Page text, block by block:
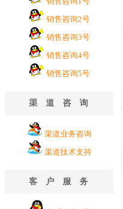
销售咨询2号
销售咨询3号
销售咨询4号
销售咨询5号
渠道咨询
渠道业务咨询
渠道技术支持
客户服务